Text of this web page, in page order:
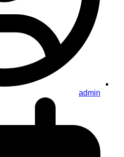
admin